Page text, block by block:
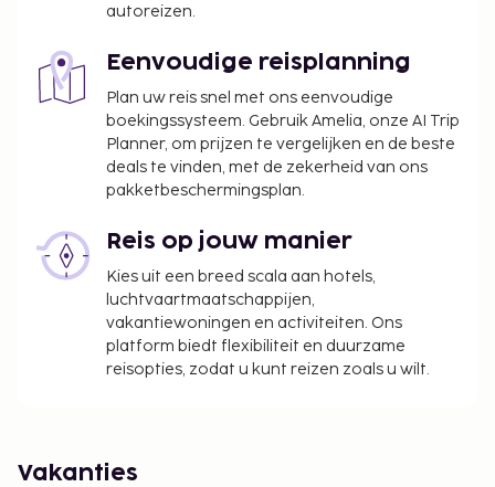
autoreizen.
Eenvoudige reisplanning
Plan uw reis snel met ons eenvoudige
boekingssysteem. Gebruik Amelia, onze AI Trip
Planner, om prijzen te vergelijken en de beste
deals te vinden, met de zekerheid van ons
pakketbeschermingsplan.
Reis op jouw manier
Kies uit een breed scala aan hotels,
luchtvaartmaatschappijen,
vakantiewoningen en activiteiten. Ons
platform biedt flexibiliteit en duurzame
reisopties, zodat u kunt reizen zoals u wilt.
Vakanties